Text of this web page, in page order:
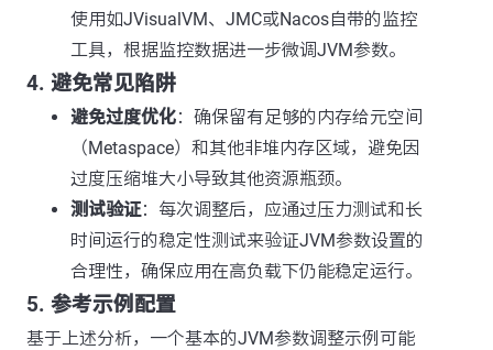
使用如JVisualVM、JMC或Nacos自带的监控
工具，根据监控数据进一步微调JVM参数。
4. 避免常见陷阱
避免过度优化：确保留有足够的内存给元空间
（Metaspace）和其他非堆内存区域，避免因
过度压缩堆大小导致其他资源瓶颈。
测试验证：每次调整后，应通过压力测试和长
时间运行的稳定性测试来验证JVM参数设置的
合理性，确保应用在高负载下仍能稳定运行。
5. 参考示例配置
基于上述分析，一个基本的JVM参数调整示例可能